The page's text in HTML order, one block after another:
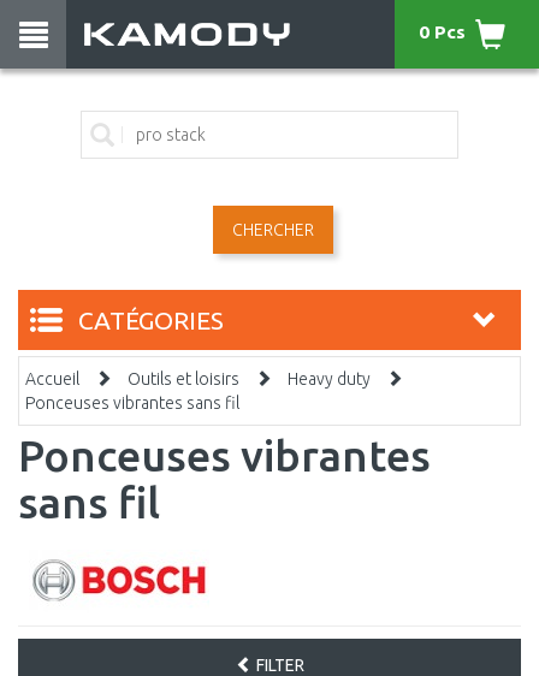
CHERCHER
0 Pcs
CATÉGORIES
Accueil Outils et loisirs
Heavy duty
Ponceuses vibrantes sans fil
Ponceuses vibrantes
sans fil
FILTER